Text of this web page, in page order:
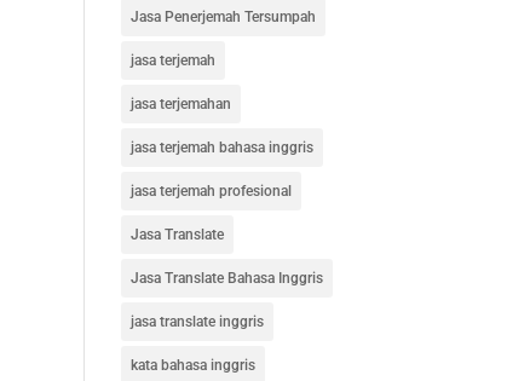
Jasa Penerjemah Tersumpah
jasa terjemah
jasa terjemahan
jasa terjemah bahasa inggris
jasa terjemah profesional
Jasa Translate
Jasa Translate Bahasa Inggris
jasa translate inggris
kata bahasa inggris